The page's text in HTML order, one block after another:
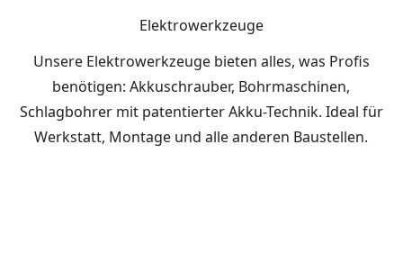
Elektrowerkzeuge
Unsere Elektrowerkzeuge bieten alles, was Profis
benötigen: Akkuschrauber, Bohrmaschinen,
Schlagbohrer mit patentierter Akku-Technik. Ideal für
Werkstatt, Montage und alle anderen Baustellen.